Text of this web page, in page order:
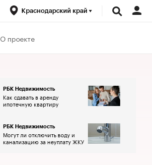
Краснодарский край
О проекте
РБК Недвижимость
Как сдавать в аренду
ипотечную квартиру
РБК Недвижимость
Могут ли отключить воду и
канализацию за неуплату ЖКУ